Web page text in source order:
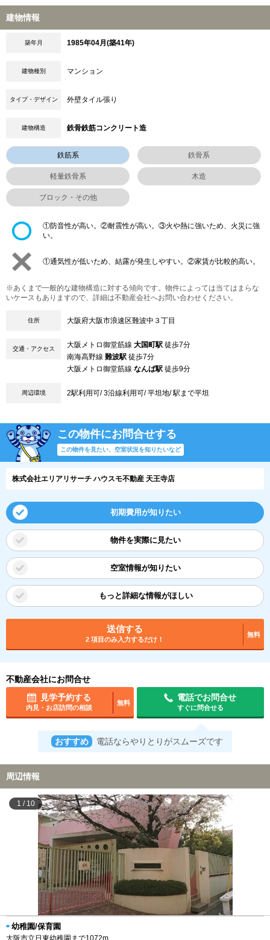
建物情報
築年月 1985年04月(築41年)
建物種別 マンション
タイプ・デザイン 外壁タイル張り
建物構造 鉄骨鉄筋コンクリート造
鉄筋系 鉄骨系
軽量鉄骨系 木造
ブロック・その他
①防音性が高い。②耐震性が高い。③火や熱に強いため、火災に強
い。
①通気性が低いため、結露が発生しやすい。②家賃が比較的高い。
※あくまで一般的な建物構造に対する傾向です。物件によっては当てはまらな
いケースもありますので、詳細は不動産会社へお問い合わせください。
住所 大阪府大阪市浪速区難波中３丁目
交通・アクセス 大阪メトロ御堂筋線 大国町駅 徒歩7分
南海高野線 難波駅 徒歩7分
大阪メトロ御堂筋線 なんば駅 徒歩9分
周辺環境 2駅利用可/ 3沿線利用可/ 平坦地/ 駅まで平坦
この物件にお問合せする
この物件を見たい、空室状況を知りたいなど
株式会社エリアリサーチ ハウスモ不動産 天王寺店
初期費用が知りたい
物件を実際に見たい
空室情報が知りたい
もっと詳細な情報がほしい
送信する
2 項目のみ入力するだけ！
無料
不動産会社にお問合せ
見学予約する
内見・お店訪問の相談
無料
電話でお問合せ
すぐに問合せる
おすすめ 電話ならやりとりがスムーズです
周辺情報
1 / 10
幼稚園/保育園
大阪市立日東幼稚園まで1072m